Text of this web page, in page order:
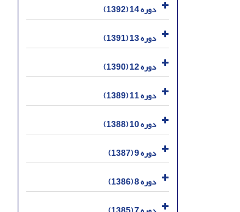
دوره 14 (1392)
دوره 13 (1391)
دوره 12 (1390)
دوره 11 (1389)
دوره 10 (1388)
دوره 9 (1387)
دوره 8 (1386)